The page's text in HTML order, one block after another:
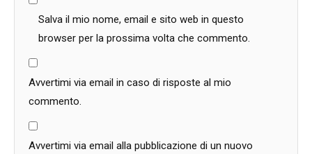
Salva il mio nome, email e sito web in questo
browser per la prossima volta che commento.
Avvertimi via email in caso di risposte al mio
commento.
Avvertimi via email alla pubblicazione di un nuovo